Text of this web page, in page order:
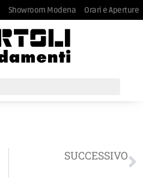
Showroom Modena Orari e Aperture
SUCCESSIVO